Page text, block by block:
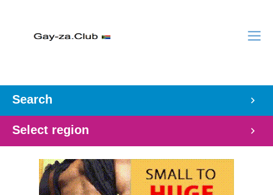
Search
Select region